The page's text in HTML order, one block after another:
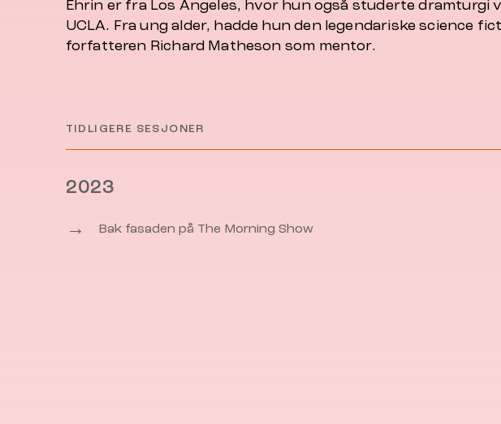
Ehrin er fra Los Angeles, hvor hun også studerte dramturgi
UCLA. Fra ung alder, hadde hun den legendariske science
forfatteren Richard Matheson som mentor.
TIDLIGERE SESJONER
2023
→
Bak fasaden på The Morning Show